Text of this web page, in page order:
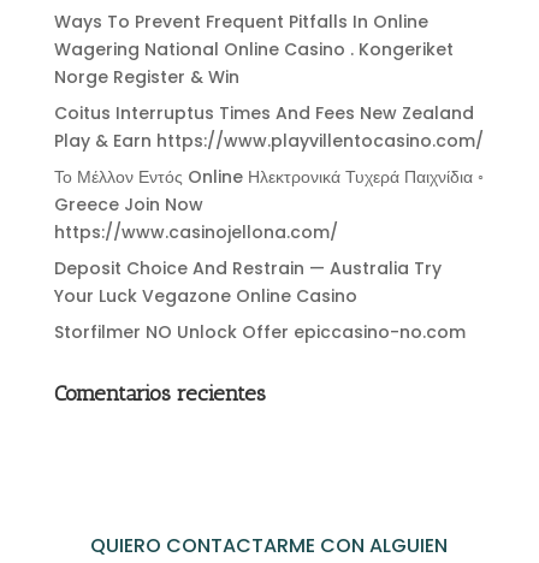
Ways To Prevent Frequent Pitfalls In Online
Wagering National Online Casino . Kongeriket
Norge Register & Win
Coitus Interruptus Times And Fees New Zealand
Play & Earn https://www.playvillentocasino.com/
Το Μέλλον Εντός Online Ηλεκτρονικά Τυχερά Παιχνίδια ◦
Greece Join Now
https://www.casinojellona.com/
Deposit Choice And Restrain — Australia Try
Your Luck Vegazone Online Casino
Storfilmer NO Unlock Offer epiccasino-no.com
Comentarios recientes
QUIERO CONTACTARME CON ALGUIEN